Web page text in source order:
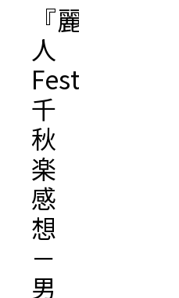
『麗
人
Festa』
千
秋
楽
感
想
－
男